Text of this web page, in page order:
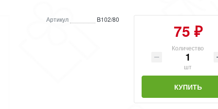
Артикул B102/80
75 ₽
Количество
шт
КУПИТЬ